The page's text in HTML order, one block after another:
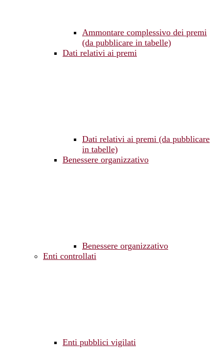
Ammontare complessivo dei premi
(da pubblicare in tabelle)
Dati relativi ai premi
Dati relativi ai premi (da pubblicare
in tabelle)
Benessere organizzativo
Benessere organizzativo
Enti controllati
Enti pubblici vigilati